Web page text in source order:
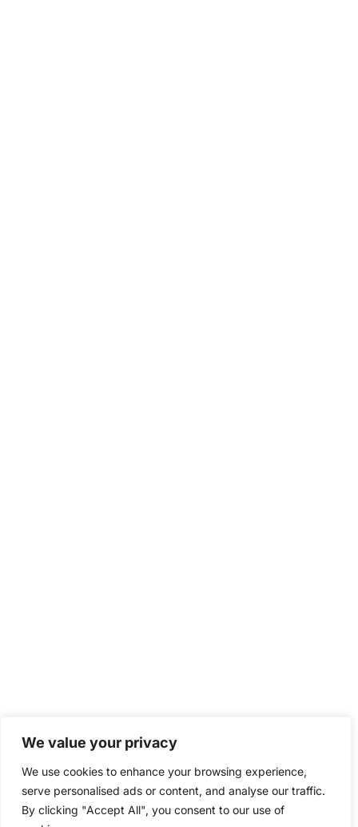
We value your privacy
We use cookies to enhance your browsing experience,
serve personalised ads or content, and analyse our traffic.
By clicking "Accept All", you consent to our use of